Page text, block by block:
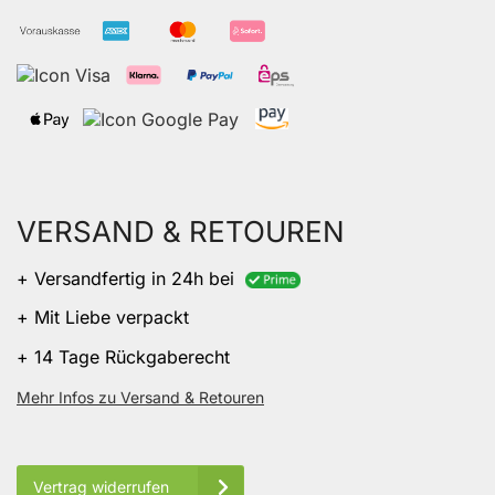
VERSAND & RETOUREN
+ Versandfertig in 24h bei
+ Mit Liebe verpackt
+ 14 Tage Rückgaberecht
Mehr Infos zu Versand & Retouren
Vertrag widerrufen